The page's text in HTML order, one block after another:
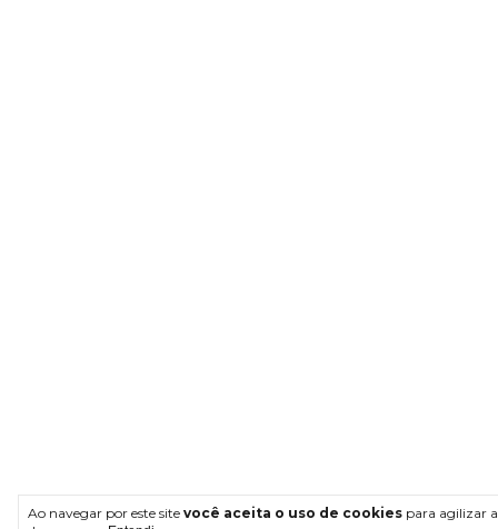
Ao navegar por este site você aceita o uso de cookies para agilizar